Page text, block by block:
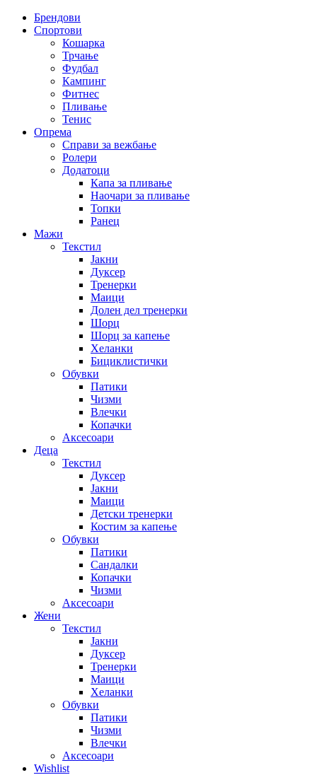
Брендови
Спортови
Кошарка
Трчање
Фудбал
Кампинг
Фитнес
Пливање
Тенис
Опрема
Справи за вежбање
Ролери
Додатоци
Капа за пливање
Наочари за пливање
Топки
Ранец
Мажи
Текстил
Јакни
Дуксер
Тренерки
Маици
Долен дел тренерки
Шорц
Шорц за капење
Хеланки
Бициклистички
Обувки
Патики
Чизми
Влечки
Копачки
Аксесоари
Деца
Текстил
Дуксер
Јакни
Маици
Детски тренерки
Костим за капење
Обувки
Патики
Сандалки
Копачки
Чизми
Аксесоари
Жени
Текстил
Јакни
Дуксер
Тренерки
Маици
Хеланки
Обувки
Патики
Чизми
Влечки
Аксесоари
Wishlist